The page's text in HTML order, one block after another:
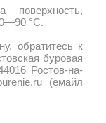
°С.
обратитесь к
буровая
Ростов-на-
(емайл